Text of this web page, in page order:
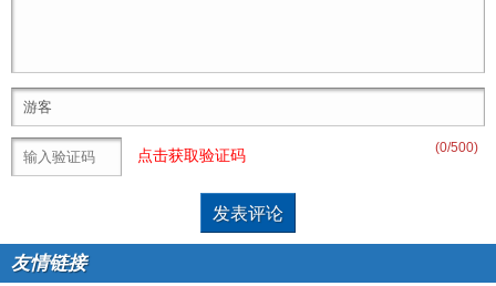
(0/500)
点击获取验证码
友情链接